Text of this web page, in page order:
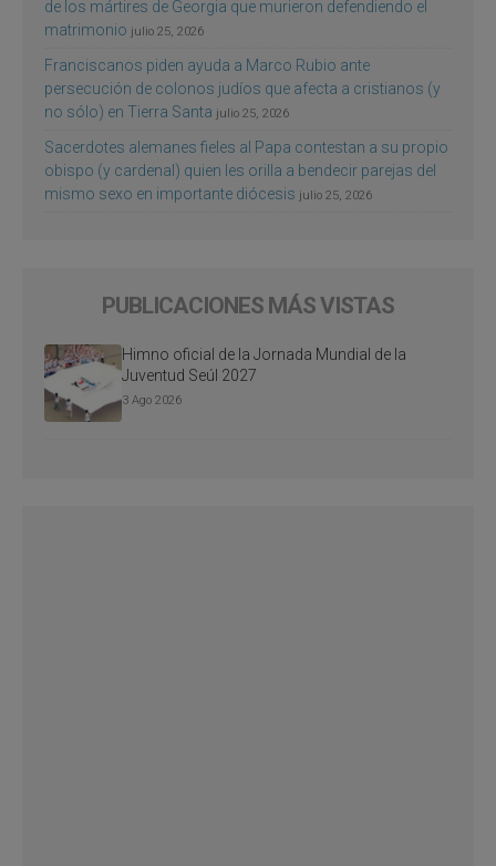
de los mártires de Georgia que murieron defendiendo el
matrimonio julio 25, 2026
Franciscanos piden ayuda a Marco Rubio ante
persecución de colonos judíos que afecta a cristianos (y
no sólo) en Tierra Santa julio 25, 2026
Sacerdotes alemanes fieles al Papa contestan a su propio
obispo (y cardenal) quien les orilla a bendecir parejas del
mismo sexo en importante diócesis julio 25, 2026
PUBLICACIONES MÁS VISTAS
Himno oficial de la Jornada Mundial de la
Juventud Seúl 2027
3 Ago 2026